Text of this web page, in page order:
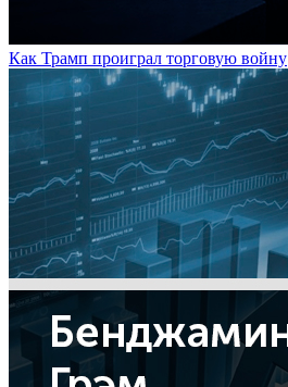
Как Трамп проиграл торговую войну